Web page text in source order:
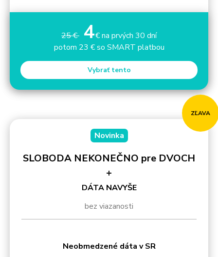
25 € 4€ na prvých 30 dní
potom 23 € so SMART platbou
Vybrať tento
ZĽAVA
Novinka
SLOBODA NEKONEČNO pre DVOCH
+
DÁTA NAVYŠE
bez viazanosti
Neobmedzené dáta v SR